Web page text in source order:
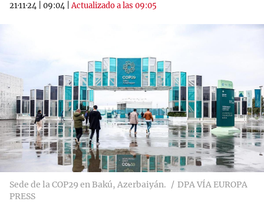
21·11·24
09:04 |Actualizado a las 09:05
Sede de la COP29 en Bakú, Azerbaiyán.
DPA VÍA EUROPA
PRESS